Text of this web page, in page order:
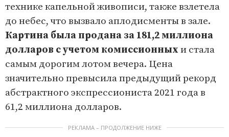
технике капельной живописи, также взлетела
до небес, что вызвало аплодисменты в зале.
Картина была продана за 181,2 миллиона
долларов с учетом комиссионных и стала
самым дорогим лотом вечера. Цена
значительно превысила предыдущий рекорд
абстрактного экспрессиониста 2021 года в
61,2 миллиона долларов.
РЕКЛАМА – ПРОДОЛЖЕНИЕ НИЖЕ